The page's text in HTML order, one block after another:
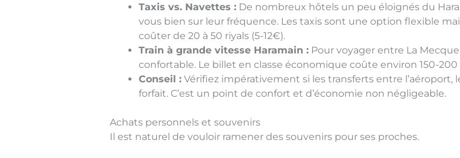
Taxis vs. Navettes : De nombreux hôtels un peu éloignés du
vous bien sur leur fréquence. Les taxis sont une option flexible
coûter de 20 à 50 riyals (5-12€).
Train à grande vitesse Haramain : Pour voyager entre La
confortable. Le billet en classe économique coûte environ 150-200
Conseil : Vérifiez impérativement si les transferts entre
forfait. C’est un point de confort et d’économie non négligeable.
Achats personnels et souvenirs
Il est naturel de vouloir ramener des souvenirs pour ses proches.